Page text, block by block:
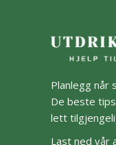
Planlegg når
De beste
lett
Last ned vår